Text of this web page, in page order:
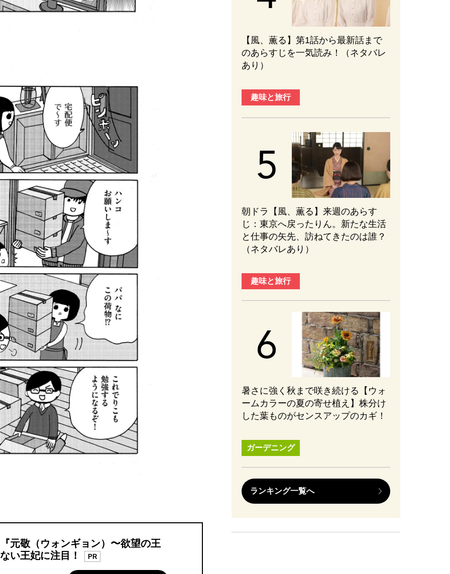
元敬（ウォンギョン）〜欲望の王
い王妃に注目！
PR
【風、薫る】第1話から最新話まで
のあらすじを一気読み！（ネタバレ
あり）
趣味と旅行
朝ドラ【風、薫る】来週のあらす
じ：東京へ戻ったりん。新たな生活
と仕事の矢先、訪ねてきたのは誰？
（ネタバレあり）
趣味と旅行
暑さに強く秋まで咲き続ける【ウォ
ームカラーの夏の寄せ植え】株分け
した葉ものがセンスアップのカギ！
ガーデニング
ランキング一覧へ